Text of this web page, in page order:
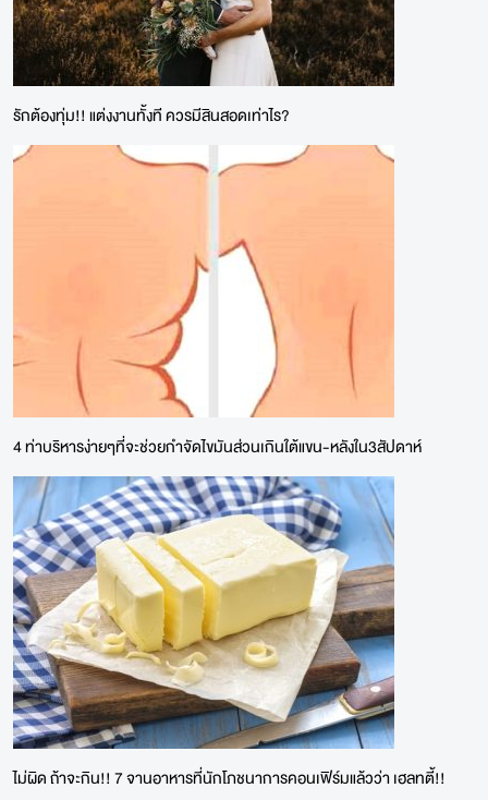
รักต้องทุ่ม!! แต่งงานทั้งที ควรมีสินสอดเท่าไร?
4 ท่าบริหารง่ายๆที่จะช่วยกำจัดไขมันส่วนเกินใต้แขน-หลังใน3สัปดาห์
ไม่ผิด ถ้าจะกิน!! 7 จานอาหารที่นักโภชนาการคอนเฟิร์มแล้วว่า เฮลทตี้!!